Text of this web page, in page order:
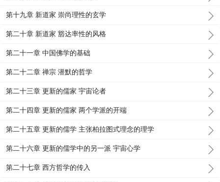
第十九章 新道家 崇尚理性的玄学
第二十章 新道家 豁达率性的风格
第二十一章 中国佛学的基础
第二十二章 禅宗 潜默的哲学
第二十三章 更新的儒家 宇宙论者
第二十四章 更新的儒家 两个学派的开端
第二十五章 更新的儒学 主张柏拉图式理念的理学
第二十六章 更新的儒学中的另一派 宇宙心学
第二十七章 西方哲学的传入